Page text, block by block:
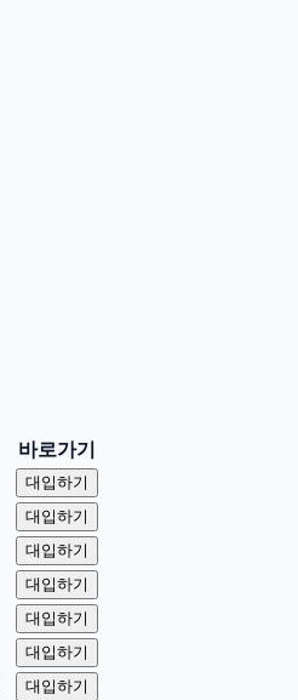
바로가기
대입하기
대입하기
대입하기
대입하기
대입하기
대입하기
대입하기